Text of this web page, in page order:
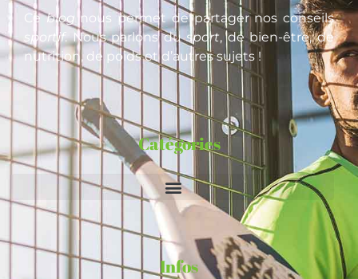
Ceblog nous permet de partager nos conseils
sportif. Nous parlons dusport, de bien-être, de
nutrition, de poids et d’autres sujets !
Catégories
Infos